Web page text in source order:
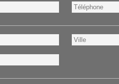
Téléphone
Ville